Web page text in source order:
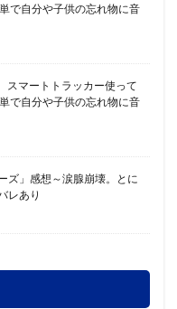
で自分や子供の忘れ物に音
スマートトラッカー使って
で自分や子供の忘れ物に音
ズ」感想～涙腺崩壊。とに
レあり